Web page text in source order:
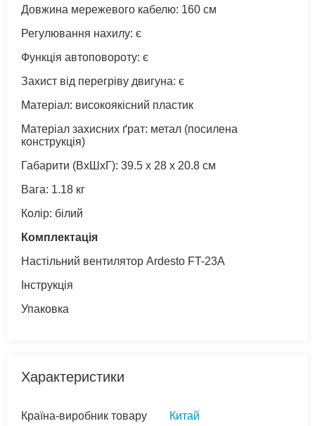
Довжина мережевого кабелю: 160 см
Регулювання нахилу: є
Функція автоповороту: є
Захист від перегріву двигуна: є
Матеріал: високоякісний пластик
Матеріал захисних ґрат: метал (посилена
конструкція)
Габарити (ВхШхГ): 39.5 х 28 х 20.8 см
Вага: 1.18 кг
Колір: білий
Комплектація
Настільний вентилятор Ardesto FT-23A
Інструкція
Упаковка
Характеристики
Країна-виробник товару Китай